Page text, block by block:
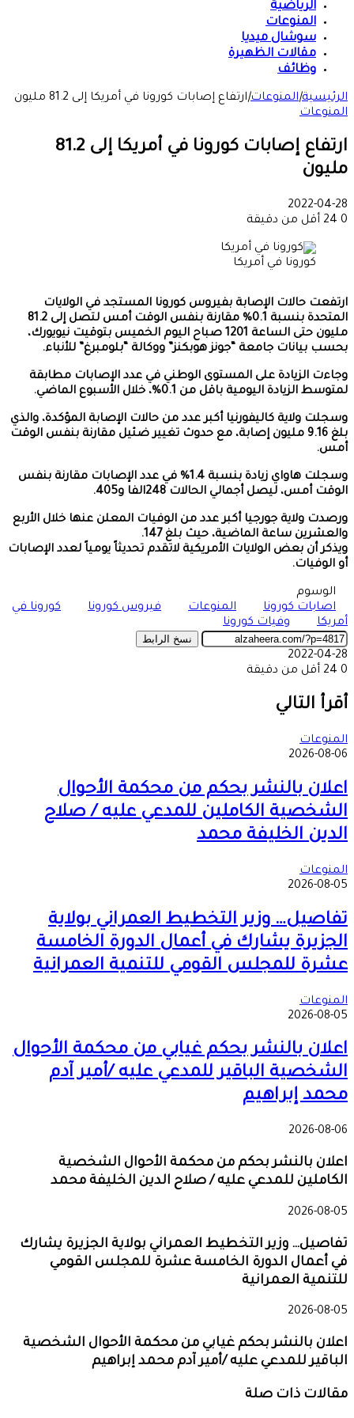
الرياضية
المنوعات
سوشال ميديا
مقالات الظهيرة
وظائف
الرئيسية|المنوعات|ارتفاع إصابات كورونا في أمريكا إلى 81.2 مليون
المنوعات
ارتفاع إصابات كورونا في أمريكا إلى 81.2
مليون
2022-04-28
0
أقل من دقيقة
كورونا في أمريكا
ارتفعت حالات الإصابة بفيروس كورونا المستجد في الولايات
المتحدة بنسبة 0.1% مقارنة بنفس الوقت أمس لتصل إلى 81.2
مليون حتى الساعة 1201 صباح اليوم الخميس بتوقيت نيويورك،
بحسب بيانات جامعة “جونز هوبكنز” ووكالة “بلومبرغ” للأنباء.
وجاءت الزيادة على المستوى الوطني في عدد الإصابات مطابقة
لمتوسط الزيادة اليومية باقل من 0.1%، خلال الأسبوع الماضي.
وسجلت ولاية كاليفورنيا أكبر عدد من حالات الإصابة المؤكدة، والذي
بلغ 9.16 مليون إصابة، مع حدوث تغيير ضئيل مقارنة بنفس الوقت
أمس.
وسجلت هاواي زيادة بنسبة 1.4% في عدد الإصابات مقارنة بنفس
الوقت أمس، ليصل أجمالي الحالات 248الفا و405.
ورصدت ولاية جورجيا أكبر عدد من الوفيات المعلن عنها خلال الأربع
والعشرين ساعة الماضية، حيث بلغ 147.
ويذكر أن بعض الولايات الأمريكية لاتقدم تحديثاً يومياً لعدد الإصابات
أو الوفيات.
الوسوم
اصابات كورونا
المنوعات فيروس كورونا
كورونا في
أمريكا
وفيات كورونا
نسخ الرابط
2022-04-28
0
أقل من دقيقة
عبر
البريد
أقرأ التالي
المنوعات
2026-08-06
اعلان بالنشر بحكم من محكمة الأحوال
الشخصية الكاملين للمدعي عليه / صلاح
الدين الخليفة محمد
المنوعات
2026-08-05
تفاصيل… وزير التخطيط العمراني بولاية
الجزيرة يشارك في أعمال الدورة الخامسة
عشرة للمجلس القومي للتنمية العمرانية
المنوعات
2026-08-05
اعلان بالنشر بحكم غيابي من محكمة الأحوال
الشخصية الباقير للمدعي عليه /أمير آدم
محمد إبراهيم
2026-08-06
اعلان بالنشر بحكم من محكمة الأحوال الشخصية
الكاملين للمدعي عليه / صلاح الدين الخليفة محمد
2026-08-05
تفاصيل… وزير التخطيط العمراني بولاية الجزيرة يشارك
في أعمال الدورة الخامسة عشرة للمجلس القومي
للتنمية العمرانية
2026-08-05
اعلان بالنشر بحكم غيابي من محكمة الأحوال الشخصية
الباقير للمدعي عليه /أمير آدم محمد إبراهيم
مقالات ذات صلة